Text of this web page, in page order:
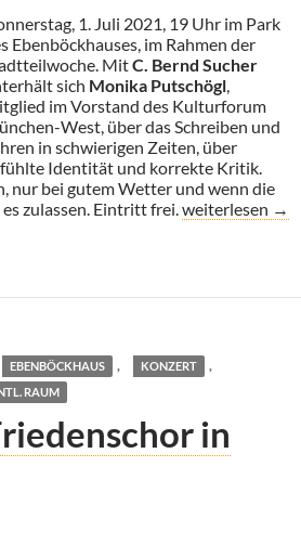
1. Juli 2021, 19 Uhr im Park
Ebenböckhauses, im Rahmen der
MitC. Bernd Sucher
sich Monika Putschögl,
im Vorstand des Kulturforum
West, über das Schreiben und
in schwierigen Zeiten, über
Identität und korrekte Kritik.
nur bei gutem Wetter und wenn die
zulassen. Eintritt frei.C. Bernd
weiterlesen →
EBENBÖCKHAUS , KONZERT ,
RAUM
in